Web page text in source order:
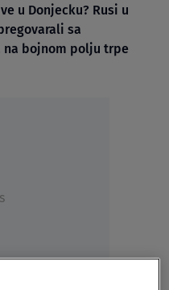
u Donjecku? Rusi u
sa
na bojnom polju trpe